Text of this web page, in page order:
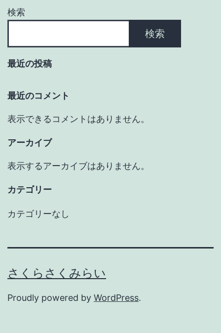
ョ
検索
検索
最近の投稿
最近のコメント
表示できるコメントはありません。
アーカイブ
表示するアーカイブはありません。
カテゴリー
カテゴリーなし
さくらさくみらい
Proudly powered by WordPress.